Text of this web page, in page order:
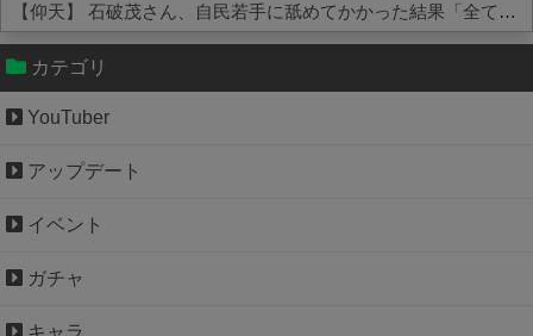
【仰天】 石破茂さん、自民若手に舐めてかかった結果「全てを失うｗｗｗｗｗ」
Powered by livedoor 相互RSS
カテゴリ
YouTuber
アップデート
イベント
ガチャ
キャラ